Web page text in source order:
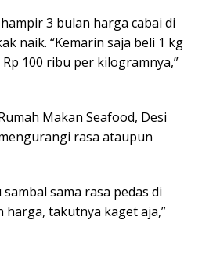
3 bulan harga cabai di
naik. “Kemarin saja beli 1 kg
100 ribu per kilogramnya,”
Makan Seafood, Desi
rasa ataupun
sama rasa pedas di
harga, takutnya kaget aja,”